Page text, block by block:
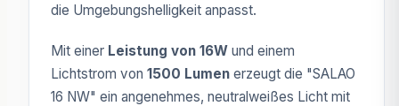
die Umgebungshelligkeit anpasst.
Mit einer Leistung von 16W und einem
Lichtstrom von 1500 Lumen erzeugt die "SALAO
16 NW" ein angenehmes, neutralweißes Licht mit